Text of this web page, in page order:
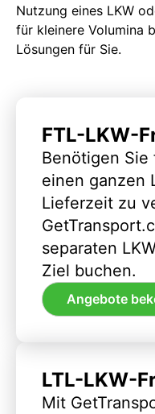
Nutzung eines LKW
für kleinere Volumina
Lösungen für Sie.
FTL-LKW-
Benötigen Sie
einen ganzen
Lieferzeit zu
separaten
Ziel buchen.
Angebote
LTL-LKW-
Mit